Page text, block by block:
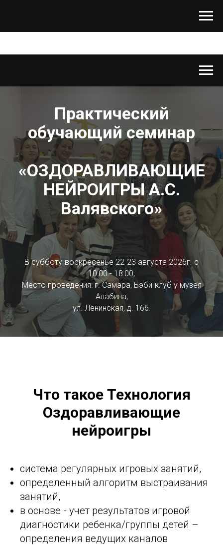
Практический
обучающий семинар
«ОЗДОРАВЛИВАЮЩИЕ
НЕЙРОИГРЫ А.С.
Валявского»
В субботу-воскресенье 22-23 августа 2026г. с
10:00 - 18:00,
Место проведения: г. Самара, Бэби-клуб у музея
Алабина,
ул. Ленинская, д. 166.
Что такое Технология
Оздоравливающие
нейроигры
система регулярных игровых занятий,
определенный алгоритм выстраивания
занятий,
в основе - учет результатов игровой
диагностики ребенка/группы детей –
определения ведущих каналов